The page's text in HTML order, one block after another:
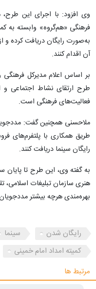
وی افزود: با اجرای این طرح،
فرهنگی «هم‌گروه» وابسته به
به‌صورت رایگان دریافت کرده
آن اقدام کنند.
بر اساس اعلام مدیرکل
طرح ارتقای نشاط اجتماعی
فعالیت‌های فرهنگی است.
ملاحسنی همچنین گفت:
طریق همکاری با پلتفرم‌های
رایگان سینما دریافت کنند.
به گفته وی، این طرح تا
هنری سازمان تبلیغات
بهره‌مندی هرچه بیشتر
رایگان شدن سینما
کمیته امداد امام خمینی
مرتبط ها